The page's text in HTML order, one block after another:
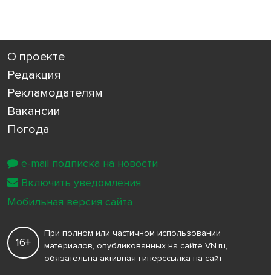
О проекте
Редакция
Рекламодателям
Вакансии
Погода
16+
При полном или частичном использовании
материалов, опубликованных на сайте VN.ru,
обязательна активная гиперссылка на сайт
e-mail подписка на новости
Включить уведомления
Мобильная версия сайта